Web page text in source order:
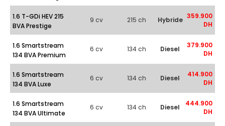
1.6 T-GDi HEV 215
BVA Prestige
9 cv 215 ch Hybride 359.900
DH
1.6 Smartstream
134 BVA Premium
6 cv 134 ch Diesel
379.900
DH
1.6 Smartstream
134 BVA Luxe
6 cv 134 ch Diesel
414.900
DH
1.6 Smartstream
134 BVA Ultimate
6 cv 134 ch Diesel
444.900
DH